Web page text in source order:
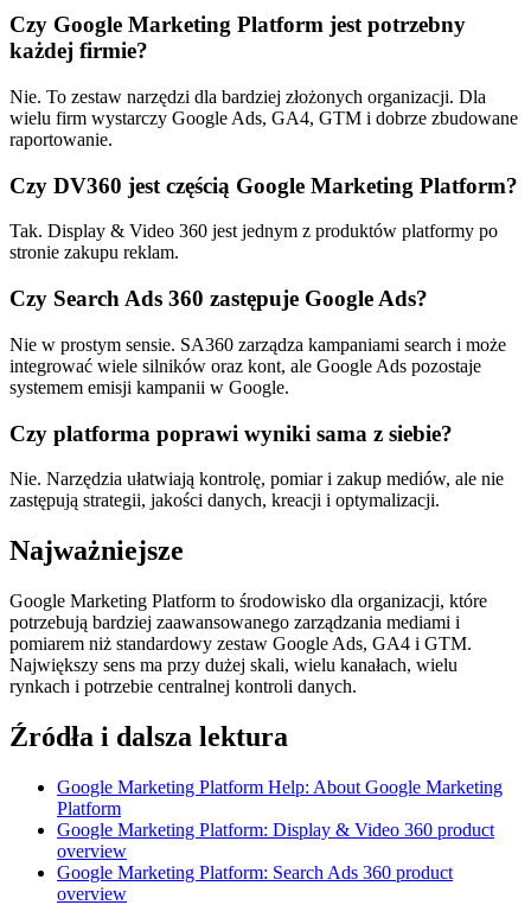
Czy Google Marketing Platform jest potrzebny
każdej firmie?
Nie. To zestaw narzędzi dla bardziej złożonych organizacji. Dla
wielu firm wystarczy Google Ads, GA4, GTM i dobrze zbudowane
raportowanie.
Czy DV360 jest częścią Google Marketing Platform?
Tak. Display & Video 360 jest jednym z produktów platformy po
stronie zakupu reklam.
Czy Search Ads 360 zastępuje Google Ads?
Nie w prostym sensie. SA360 zarządza kampaniami search i może
integrować wiele silników oraz kont, ale Google Ads pozostaje
systemem emisji kampanii w Google.
Czy platforma poprawi wyniki sama z siebie?
Nie. Narzędzia ułatwiają kontrolę, pomiar i zakup mediów, ale nie
zastępują strategii, jakości danych, kreacji i optymalizacji.
Najważniejsze
Google Marketing Platform to środowisko dla organizacji, które
potrzebują bardziej zaawansowanego zarządzania mediami i
pomiarem niż standardowy zestaw Google Ads, GA4 i GTM.
Największy sens ma przy dużej skali, wielu kanałach, wielu
rynkach i potrzebie centralnej kontroli danych.
Źródła i dalsza lektura
Google Marketing Platform Help: About Google Marketing
Platform
Google Marketing Platform: Display & Video 360 product
overview
Google Marketing Platform: Search Ads 360 product
overview